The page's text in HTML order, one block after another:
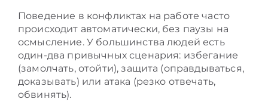
Поведение в конфликтах на работе часто
происходит автоматически, без паузы на
осмысление. У большинства людей есть
один-два привычных сценария: избегание
(замолчать, отойти), защита (оправдываться,
доказывать) или атака (резко отвечать,
обвинять).